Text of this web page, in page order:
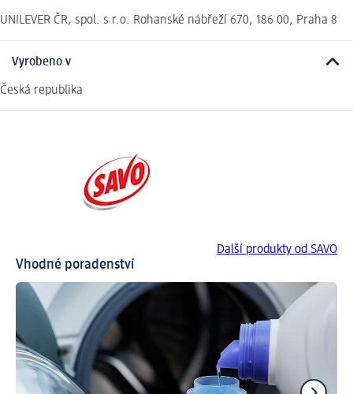
UNILEVER ČR, spol. s r.o. Rohanské nábřeží 670, 186 00, Praha 8
Vyrobeno v
Česká republika
Další produkty od SAVO
Vhodné poradenství